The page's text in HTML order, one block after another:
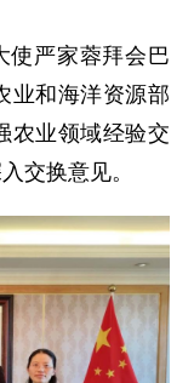
使严家蓉拜会巴
业和海洋资源部
农业领域经验交
交换意见。